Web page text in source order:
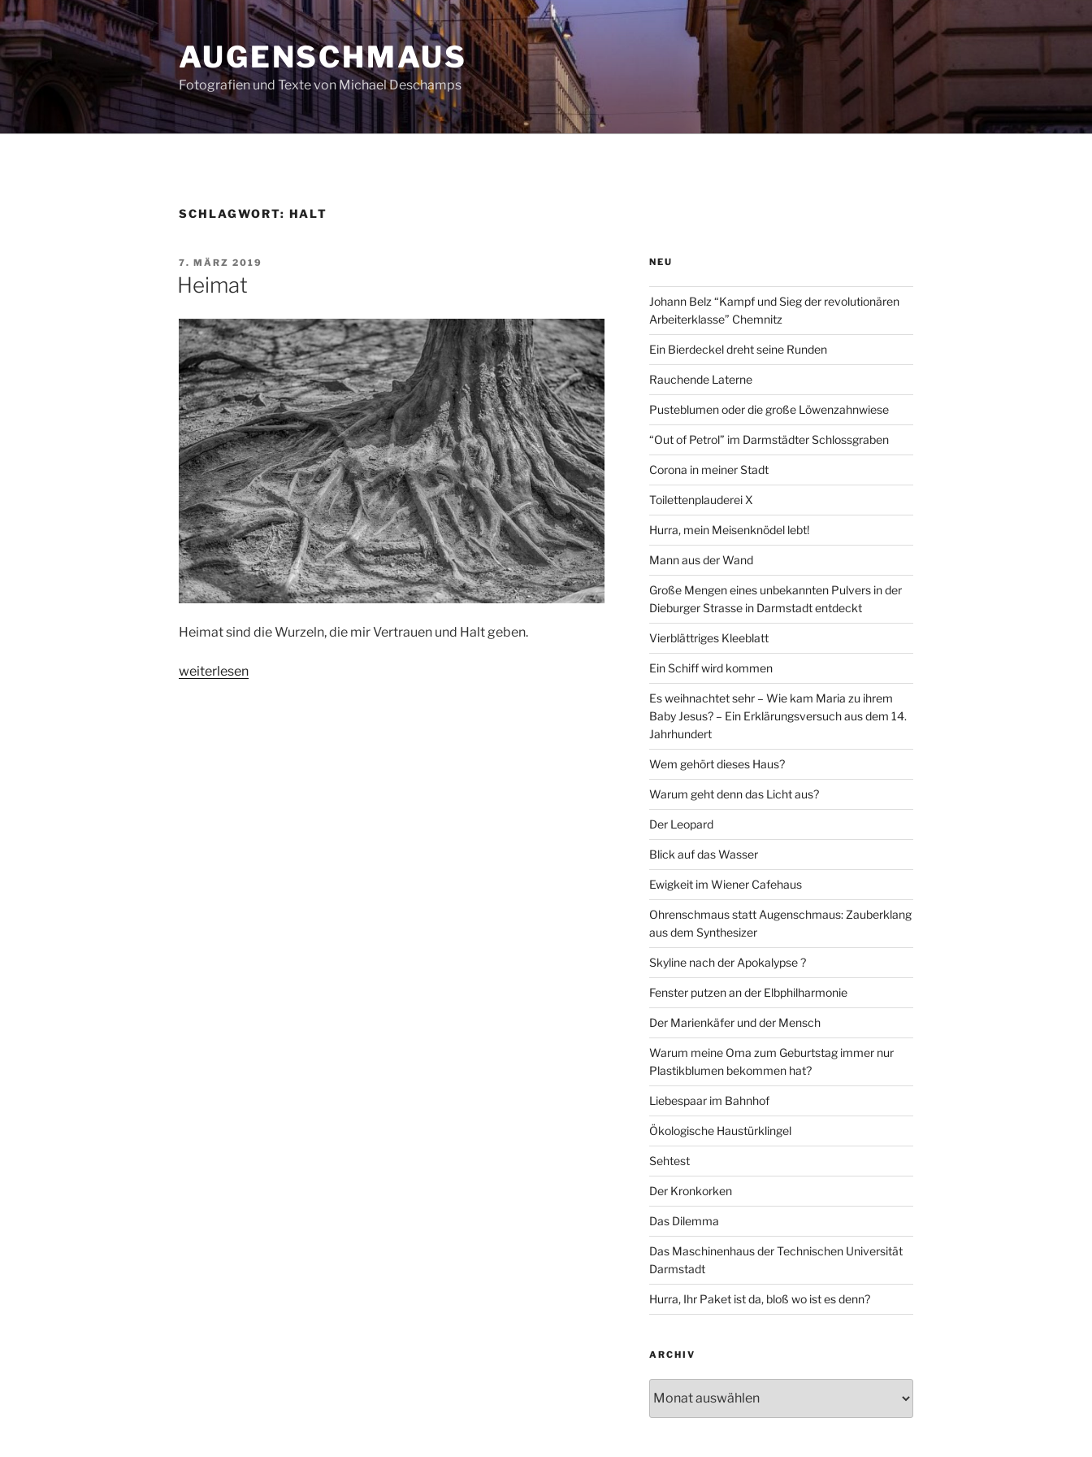
Zum
Inhalt
springen
AUGENSCHMAUS
Fotografien und Texte von Michael Deschamps
SCHLAGWORT: HALT
VERÖFFENTLICHT
AM
7. MÄRZ 2019
Heimat
Heimat sind die Wurzeln, die mir Vertrauen und Halt geben.
„Heimat“
weiterlesen
NEU
Johann Belz “Kampf und Sieg der revolutionären
Arbeiterklasse” Chemnitz
Ein Bierdeckel dreht seine Runden
Rauchende Laterne
Pusteblumen oder die große Löwenzahnwiese
“Out of Petrol” im Darmstädter Schlossgraben
Corona in meiner Stadt
Toilettenplauderei X
Hurra, mein Meisenknödel lebt!
Mann aus der Wand
Große Mengen eines unbekannten Pulvers in der
Dieburger Strasse in Darmstadt entdeckt
Vierblättriges Kleeblatt
Ein Schiff wird kommen
Es weihnachtet sehr – Wie kam Maria zu ihrem
Baby Jesus? – Ein Erklärungsversuch aus dem 14.
Jahrhundert
Wem gehört dieses Haus?
Warum geht denn das Licht aus?
Der Leopard
Blick auf das Wasser
Ewigkeit im Wiener Cafehaus
Ohrenschmaus statt Augenschmaus: Zauberklang
aus dem Synthesizer
Skyline nach der Apokalypse ?
Fenster putzen an der Elbphilharmonie
Der Marienkäfer und der Mensch
Warum meine Oma zum Geburtstag immer nur
Plastikblumen bekommen hat?
Liebespaar im Bahnhof
Ökologische Haustürklingel
Sehtest
Der Kronkorken
Das Dilemma
Das Maschinenhaus der Technischen Universität
Darmstadt
Hurra, Ihr Paket ist da, bloß wo ist es denn?
ARCHIV